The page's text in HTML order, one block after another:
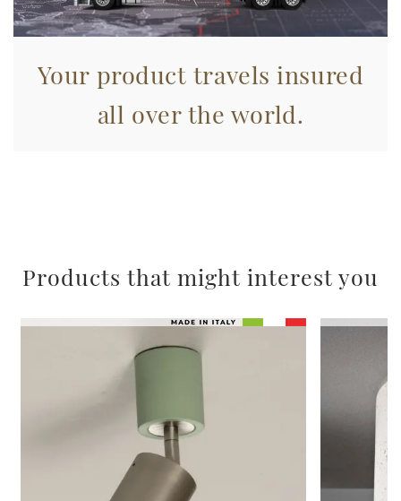
pubblicità e social media, i quali potrebbero combinarle
con altre informazioni che ha fornito loro o che hanno
Your product travels insured
all over the world.
Products that might interest you